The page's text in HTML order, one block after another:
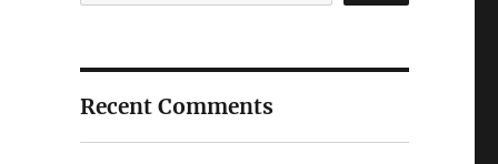
Recent Comments